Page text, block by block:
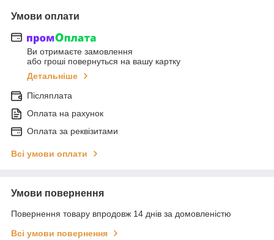
Умови оплати
Ви отримаєте замовлення
або гроші повернуться на вашу картку
Детальніше
Післяплата
Оплата на рахунок
Оплата за реквізитами
Всі умови оплати
Умови повернення
Повернення товару впродовж 14 днів за домовленістю
Всі умови повернення